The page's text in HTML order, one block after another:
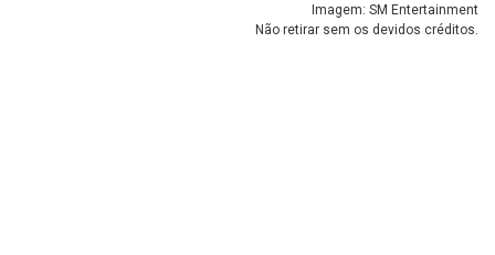
Imagem: SM Entertainment
Não retirar sem os devidos créditos.